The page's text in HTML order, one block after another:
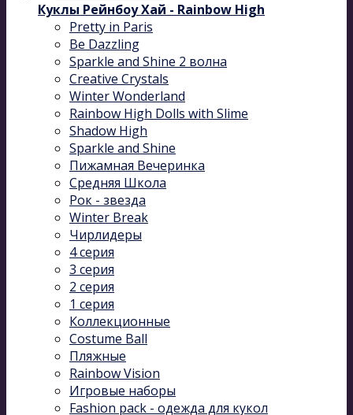
Куклы Рейнбоу Хай - Rainbow High
Pretty in Paris
Be Dazzling
Sparkle and Shine 2 волна
Сreative Сrystals
Winter Wonderland
Rainbow High Dolls with Slime
Shadow High
Sparkle and Shine
Пижамная Вечеринка
Средняя Школа
Рок - звезда
Winter Break
Чирлидеры
4 серия
3 серия
2 серия
1 серия
Коллекционные
Costume Ball
Пляжные
Rainbow Vision
Игровые наборы
Fashion pack - одежда для кукол